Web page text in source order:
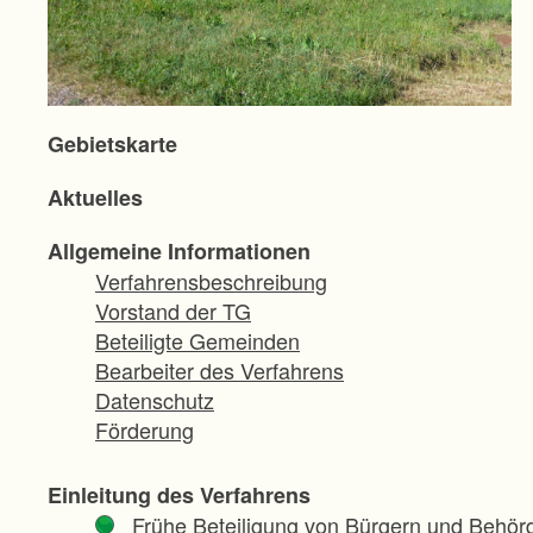
Gebietskarte
Aktuelles
Allgemeine Informationen
Verfahrensbeschreibung
Vorstand der TG
Beteiligte Gemeinden
Bearbeiter des Verfahrens
Datenschutz
Förderung
Einleitung des Verfahrens
Frühe Beteiligung von Bürgern und